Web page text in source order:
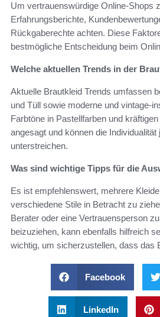
Um vertrauenswürdige Online-Shops
Erfahrungsberichte,
Rückgaberechte achten. Diese
bestmögliche Entscheidung beim
Welche aktuellen Trends in der
Aktuelle Brautkleid Trends umfassen
und Tüll sowie moderne und vintage-
Farbtöne in Pastellfarben und
angesagt und können die Individualität
unterstreichen.
Was sind wichtige Tipps für die
Es ist empfehlenswert, mehrere
verschiedene Stile in Betracht zu
Berater oder eine Vertrauensperson
beizuziehen, kann ebenfalls hilfreich
wichtig, um sicherzustellen, dass das
Facebook
LinkedIn